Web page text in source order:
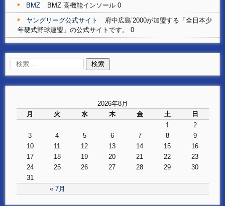
BMZ
BMZ 高機能インソール 0
ヤングリーグ公式サイト
府中広島’2000が加盟する「全日本少
年硬式野球連盟」の公式サイトです。 0
2026年8月
月
火 水 木 金 土 日
« 7月
1
2
3
4 5 6 7 8
9
10
11 12 13 14 15
16
17
18 19 20 21 22
23
24
25 26 27 28 29
30
31